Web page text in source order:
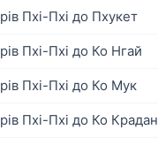
Пхі-Пхі до Пхукет
Пхі-Пхі до Ко Нгай
Пхі-Пхі до Ко Мук
Пхі-Пхі до Ко Крадан